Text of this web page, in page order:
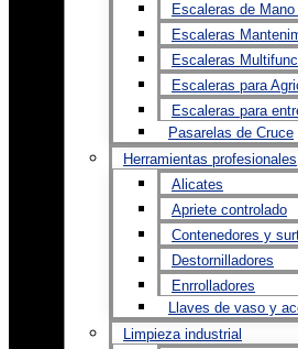
Escaleras de
Escaleras
Escaleras
Escaleras para
Escaleras para
Pasarelas de Cruce
Herramientas profesionales
Alicates
Apriete controlado
Contenedores y
Destornilladores
Enrrolladores
Llaves de vaso y
Limpieza industrial